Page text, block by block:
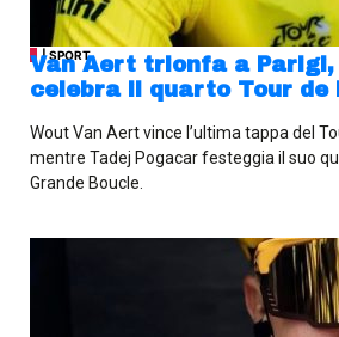
| SPORT
Van Aert trionfa a Parigi,
celebra il quarto Tour de
Wout Van Aert vince l’ultima tappa del
mentre Tadej Pogacar festeggia il suo
Grande Boucle.